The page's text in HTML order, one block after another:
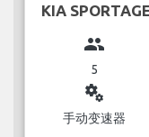
KIA SPORTAGE
group
5
miscellaneous_services
手动变速器